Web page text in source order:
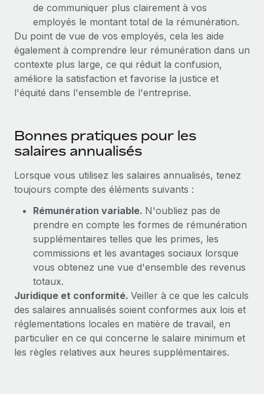
de communiquer plus clairement à vos
employés le montant total de la rémunération.
Du point de vue de vos employés, cela les aide
également à comprendre leur rémunération dans un
contexte plus large, ce qui réduit la confusion,
améliore la satisfaction et favorise la justice et
l'équité dans l'ensemble de l'entreprise.
Bonnes pratiques pour les
salaires annualisés
Lorsque vous utilisez les salaires annualisés, tenez
toujours compte des éléments suivants :
Rémunération variable. N'oubliez pas de
prendre en compte les formes de rémunération
supplémentaires telles que les primes, les
commissions et les avantages sociaux lorsque
vous obtenez une vue d'ensemble des revenus
totaux.
Juridique et conformité. Veiller à ce que les calculs
des salaires annualisés soient conformes aux lois et
réglementations locales en matière de travail, en
particulier en ce qui concerne le salaire minimum et
les règles relatives aux heures supplémentaires.